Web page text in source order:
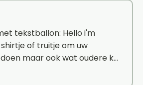
tekstballon: Hello i'm
of truitje om uw
maar ook wat oudere k…